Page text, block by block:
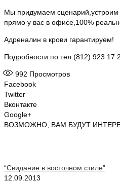
Мы придумаем сценарий,устроим
прямо у вас в офисе,100%
Адреналин в крови гарантируем!
Подробности по тел.(812) 923 17
992 Просмотров
Facebook
Twitter
Вконтакте
Google+
ВОЗМОЖНО, ВАМ БУДУТ
“Свидание в восточном стиле”
12.09.2013